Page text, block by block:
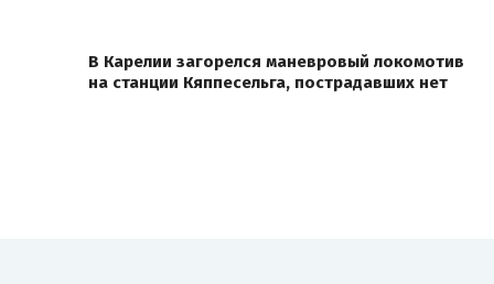
В Карелии загорелся маневровый локомотив
на станции Кяппесельга, пострадавших нет